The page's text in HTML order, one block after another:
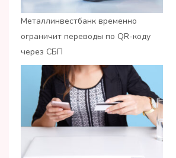
Металлинвестбанк временно
ограничит переводы по QR-коду
через СБП